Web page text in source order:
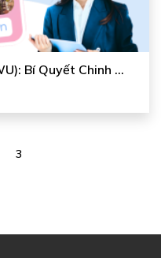
Bí Quyết Chinh ...
3